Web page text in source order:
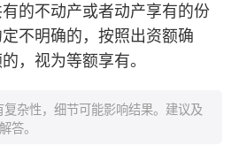
的不动产或者动产享有的份
不明确的，按照出资额确
，视为等额享有。
杂性，细节可能影响结果。建议及
答。